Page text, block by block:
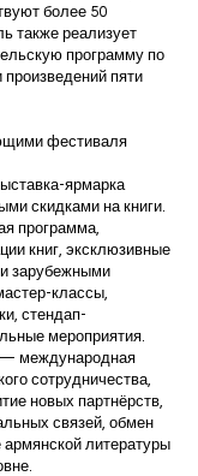
более 50
также реализует
программу по
произведений пяти
фестиваля
ярмарка
скидками на книги.
программа,
книг, эксклюзивные
зарубежными
классы,
стендап-
мероприятия.
— международная
сотрудничества,
новых партнёрств,
связей, обмен
литературы